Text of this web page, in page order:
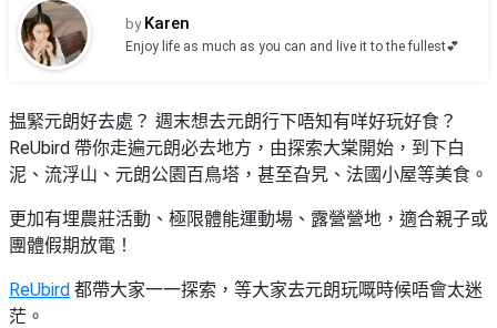
Party
到
會
美
食
特
色
類
型
搞
Party
朋
活
動
攻
略
#18
區
好
#Party
Room
#
影
好
去
by Karen
Enjoy life as much as you can and live it to the fullest💕
揾緊元朗好去處？ 週末想去元朗行下唔知有咩好玩好食？
ReUbird 帶你走遍元朗必去地方，由探索大棠開始，到下白
泥、流浮山、元朗公園百鳥塔，甚至旮旯、法國小屋等美食。
更加有埋農莊活動、極限體能運動場、露營營地，適合親子或
團體假期放電！
ReUbird 都帶大家一一探索，等大家去元朗玩嘅時候唔會太迷
茫。